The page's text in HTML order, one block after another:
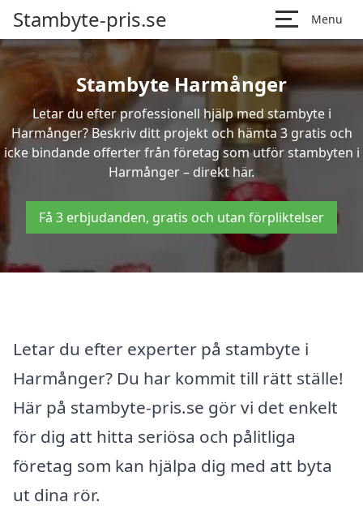
Stambyte-pris.se Menu
Stambyte Harmånger
Letar du efter professionell hjälp med stambyte i
Harmånger? Beskriv ditt projekt och hämta 3 gratis och
icke bindande offerter från företag som utför stambyten i
Harmånger – direkt här.
Få 3 erbjudanden, gratis och utan förpliktelser
Letar du efter experter på stambyte i
Harmånger? Du har kommit till rätt ställe!
Här på stambyte-pris.se gör vi det enkelt
för dig att hitta seriösa och pålitliga
företag som kan hjälpa dig med att byta
ut dina rör.